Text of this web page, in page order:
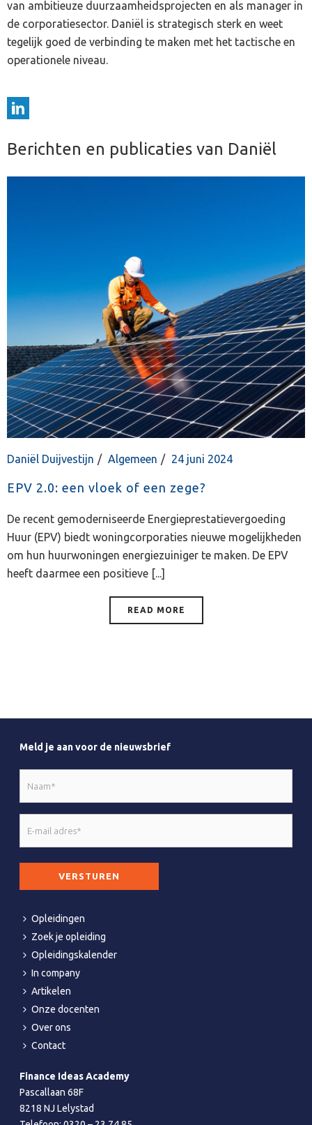
van ambitieuze duurzaamheidsprojecten en als manager in
de corporatiesector. Daniël is strategisch sterk en weet
tegelijk goed de verbinding te maken met het tactische en
operationele niveau.
Berichten en publicaties van Daniël
Daniël Duijvestijn Algemeen 24 juni 2024
EPV 2.0: een vloek of een zege?
De recent gemoderniseerde Energieprestatievergoeding
Huur (EPV) biedt woningcorporaties nieuwe mogelijkheden
om hun huurwoningen energiezuiniger te maken. De EPV
heeft daarmee een positieve [...]
READ MORE
Meld je aan voor de nieuwsbrief
CAPTCHA
Opleidingen
Zoek je opleiding
Opleidingskalender
In company
Artikelen
Onze docenten
Over ons
Contact
Finance Ideas Academy
Pascallaan 68F
8218 NJ Lelystad